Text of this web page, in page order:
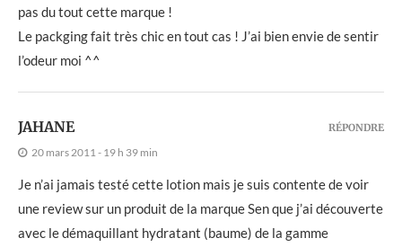
pas du tout cette marque !
Le packging fait très chic en tout cas ! J’ai bien envie de sentir
l’odeur moi ^^
JAHANE
20 mars 2011 - 19 h 39 min
Je n’ai jamais testé cette lotion mais je suis contente de voir
une review sur un produit de la marque Sen que j’ai découverte
avec le démaquillant hydratant (baume) de la gamme
RÉPONDRE